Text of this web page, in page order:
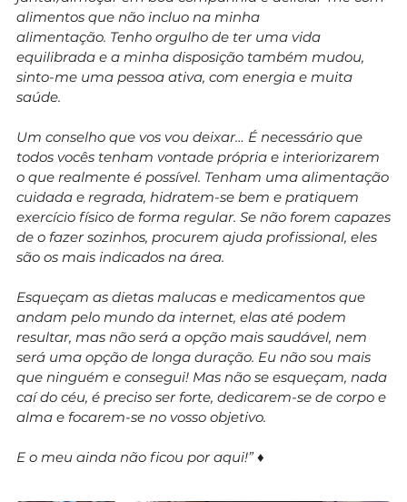
alimentos que não incluo na minha
alimentação. Tenho orgulho de ter uma vida
equilibrada e a minha disposição também mudou,
sinto-me uma pessoa ativa, com energia e muita
saúde.
Um conselho que vos vou deixar… É necessário que
todos vocês tenham vontade própria e interiorizarem
o que realmente é possível. Tenham uma alimentação
cuidada e regrada, hidratem-se bem e pratiquem
exercício físico de forma regular. Se não forem capazes
de o fazer sozinhos, procurem ajuda profissional, eles
são os mais indicados na área.
Esqueçam as dietas malucas e medicamentos que
andam pelo mundo da internet, elas até podem
resultar, mas não será a opção mais saudável, nem
será uma opção de longa duração. Eu não sou mais
que ninguém e consegui! Mas não se esqueçam, nada
caí do céu, é preciso ser forte, dedicarem-se de corpo e
alma e focarem-se no vosso objetivo.
E o meu ainda não ficou por aqui!”♦